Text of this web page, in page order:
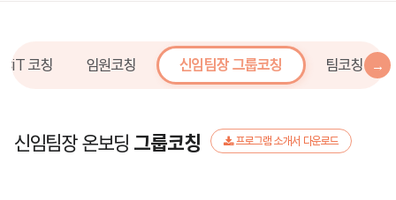
코칭 임원코칭 신임팀장 그룹코칭 팀코칭
신임팀장 온보딩 그룹코칭 프로그램 소개서 다운로드